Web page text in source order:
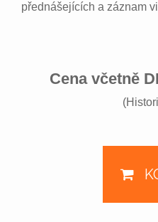
přednášejících a záznam
Cena včetně